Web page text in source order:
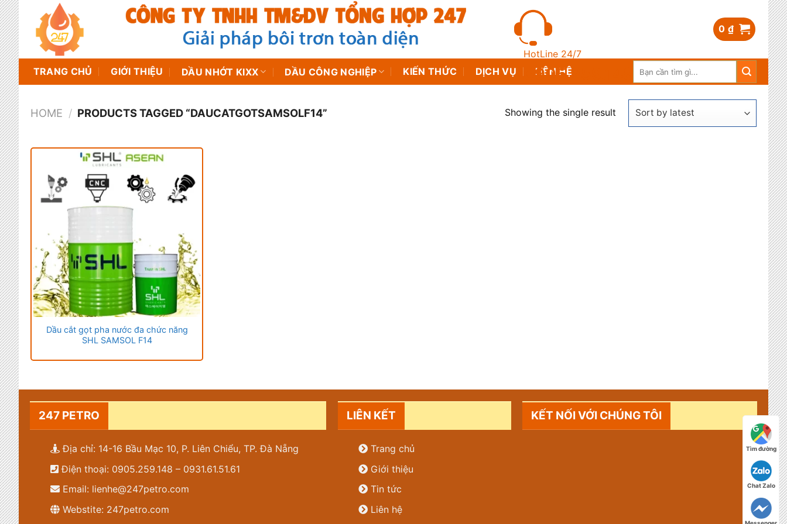
Chuyển
đến
nội
dung
HotLine 24/7
0905.259.148
0 ₫
TRANG CHỦ GIỚI THIỆU DẦU NHỚT KIXX DẦU CÔNG NGHIỆP KIẾN THỨC DỊCH VỤ LIÊN HỆ
for:
HOME / PRODUCTS TAGGED “DAUCATGOTSAMSOLF14” Showing the single result
Dầu cắt gọt pha nước đa chức năng
SHL SAMSOL F14
247 PETRO
Địa chỉ: 14-16 Bầu Mạc 10, P. Liên Chiểu, TP. Đà Nẵng
Điện thoại: 0905.259.148 – 0931.61.51.61
Email: lienhe@247petro.com
Webstite: 247petro.com
LIÊN KẾT
Trang chủ
Giới thiệu
Tin tức
Liên hệ
KẾT NỐI VỚI CHÚNG TÔI
Tìm đường
Chat Zalo